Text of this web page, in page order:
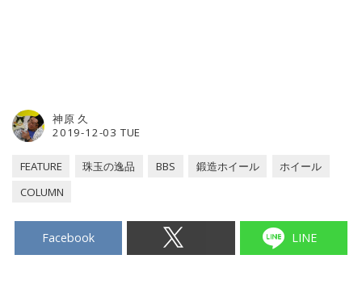
2019-12-03 TUE
神原 久
FEATURE 珠玉の逸品 BBS 鍛造ホイール
ホイール
COLUMN
Facebook LINE